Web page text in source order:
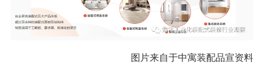
图片来自于中寓装配品宣资料